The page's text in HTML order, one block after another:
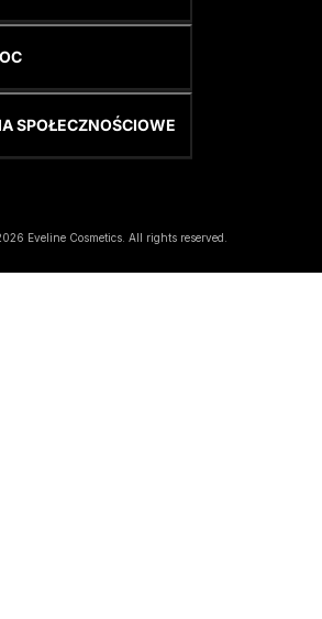
SPOŁECZNOŚCIOWE
Eveline Cosmetics. All rights reserved.